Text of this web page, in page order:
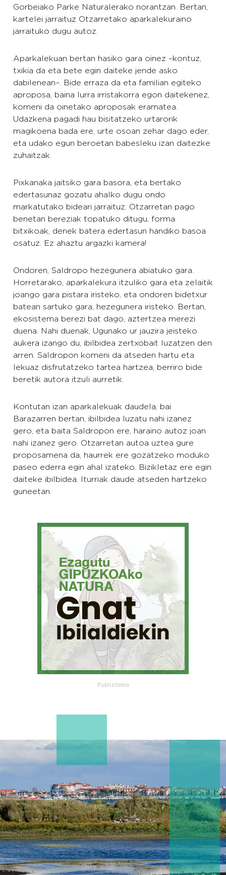
Gorbeiako Parke Naturalerako norantzan. Bertan,
kartelei jarraituz Otzarretako aparkalekuraino
jarraituko dugu autoz.
Aparkalekuan bertan hasiko gara oinez –kontuz,
txikia da eta bete egin daiteke jende asko
dabilenean–. Bide erraza da eta familian egiteko
aproposa, baina lurra irristakorra egon daitekenez,
komeni da oinetako aproposak eramatea.
Udazkena pagadi hau bisitatzeko urtarorik
magikoena bada ere, urte osoan zehar dago eder,
eta udako egun beroetan babesleku izan daitezke
zuhaitzak.
Pixkanaka jaitsiko gara basora, eta bertako
edertasunaz gozatu ahalko dugu ondo
markatutako bideari jarraituz. Otzarretan pago
benetan bereziak topatuko ditugu, forma
bitxikoak, denek batera edertasun handiko basoa
osatuz. Ez ahaztu argazki kamera!
Ondoren, Saldropo hezegunera abiatuko gara.
Horretarako, aparkalekura itzuliko gara eta zelaitik
joango gara pistara iristeko, eta ondoren bidetxur
batean sartuko gara, hezegunera iristeko. Bertan,
ekosistema berezi bat dago, aztertzea merezi
duena. Nahi duenak, Ugunako ur jauzira jeisteko
aukera izango du, ibilbidea zertxobait luzatzen den
arren. Saldropon komeni da atseden hartu eta
lekuaz disfrutatzeko tartea hartzea, berriro bide
beretik autora itzuli aurretik.
Kontutan izan aparkalekuak daudela, bai
Barazarren bertan, ibilbidea luzatu nahi izanez
gero, eta baita Saldropon ere, haraino autoz joan
nahi izanez gero. Otzarretan autoa uztea gure
proposamena da, haurrek ere gozatzeko moduko
paseo ederra egin ahal izateko. Bizikletaz ere egin
daiteke ibilbidea. Iturriak daude atseden hartzeko
guneetan.
Publizitatea